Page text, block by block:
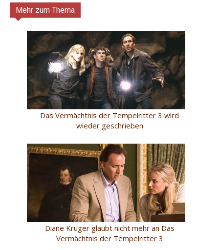
Mehr zum Thema
Das Vermächtnis der Tempelritter 3 wird
wieder geschrieben
Diane Kruger glaubt nicht mehr an Das
Vermächtnis der Tempelritter 3